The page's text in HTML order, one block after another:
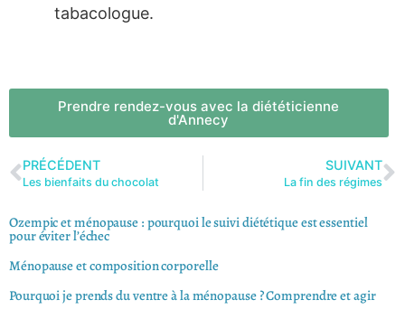
tabacologue.
Prendre rendez-vous avec la diététicienne
d'Annecy
PRÉCÉDENT
Les bienfaits du chocolat
SUIVANT
La fin des régimes
Ozempic et ménopause : pourquoi le suivi diététique est essentiel
pour éviter l’échec
Ménopause et composition corporelle
Pourquoi je prends du ventre à la ménopause ? Comprendre et agir